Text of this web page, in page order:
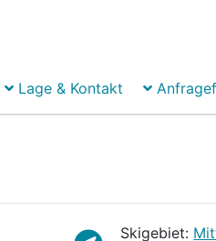
Lage & Kontakt
Skigebiet: